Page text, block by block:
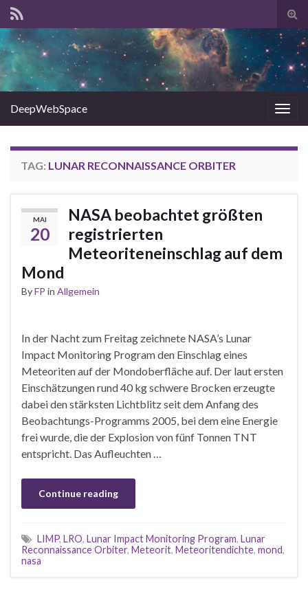
DeepWebSpace
TAG: LUNAR RECONNAISSANCE ORBITER
MAI
20
NASA beobachtet größten
registrierten
Meteoriteneinschlag auf dem
Mond
ByFP in Allgemein
In der Nacht zum Freitag zeichnete NASA’s Lunar
Impact Monitoring Program den Einschlag eines
Meteoriten auf der Mondoberfläche auf. Der laut ersten
Einschätzungen rund 40 kg schwere Brocken erzeugte
dabei den stärksten Lichtblitz seit dem Anfang des
Beobachtungs-Programms 2005, bei dem eine Energie
frei wurde, die der Explosion von fünf Tonnen TNT
entspricht. Das Aufleuchten …
Continue reading
LIMP, LRO, Lunar Impact Monitoring Program, Lunar
Reconnaissance Orbiter, Meteorit, Meteoritendichte, mond,
nasa